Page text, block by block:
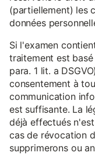
(partiellement) les
données
Si l'examen
traitement est
para. 1 lit. a
consentement à
communication
est suffisante. La
déjà effectués
cas de révocation
supprimerons ou